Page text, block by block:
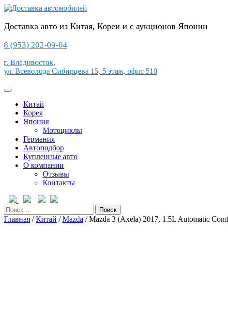
Перейти
содержимому
Доставка авто из Китая, Кореи и с аукционов Японии
8 (953) 202-09-04
г. Владивосток,
ул. Всеволода Сибирцева 15, 5 этаж, офис 510
Кнопка
ОткрытьКитай
Корея
Япония
Мотоциклы
Германия
Автоподбор
Купленные авто
О компании
Отзывы
Контакты
Кнопка
Закрыть
Поиск
Главная /Китай /Mazda / Mazda 3 (Axela) 2017, 1.5L Automatic